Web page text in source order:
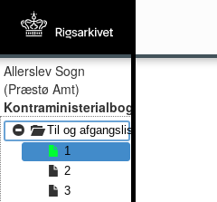
Allerslev Sogn
(Præstø Amt)
Kontraministerialbog
Til og afgangslister 1852 - Til og
1
2
3